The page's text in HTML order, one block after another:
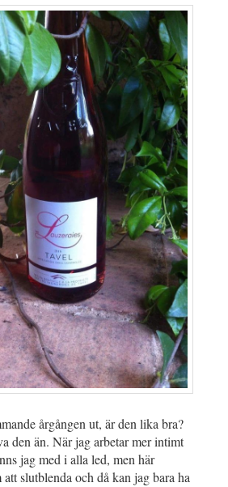
årgången ut, är den lika bra?
den än. När jag arbetar mer intimt
jag med i alla led, men här
slutblenda och då kan jag bara ha